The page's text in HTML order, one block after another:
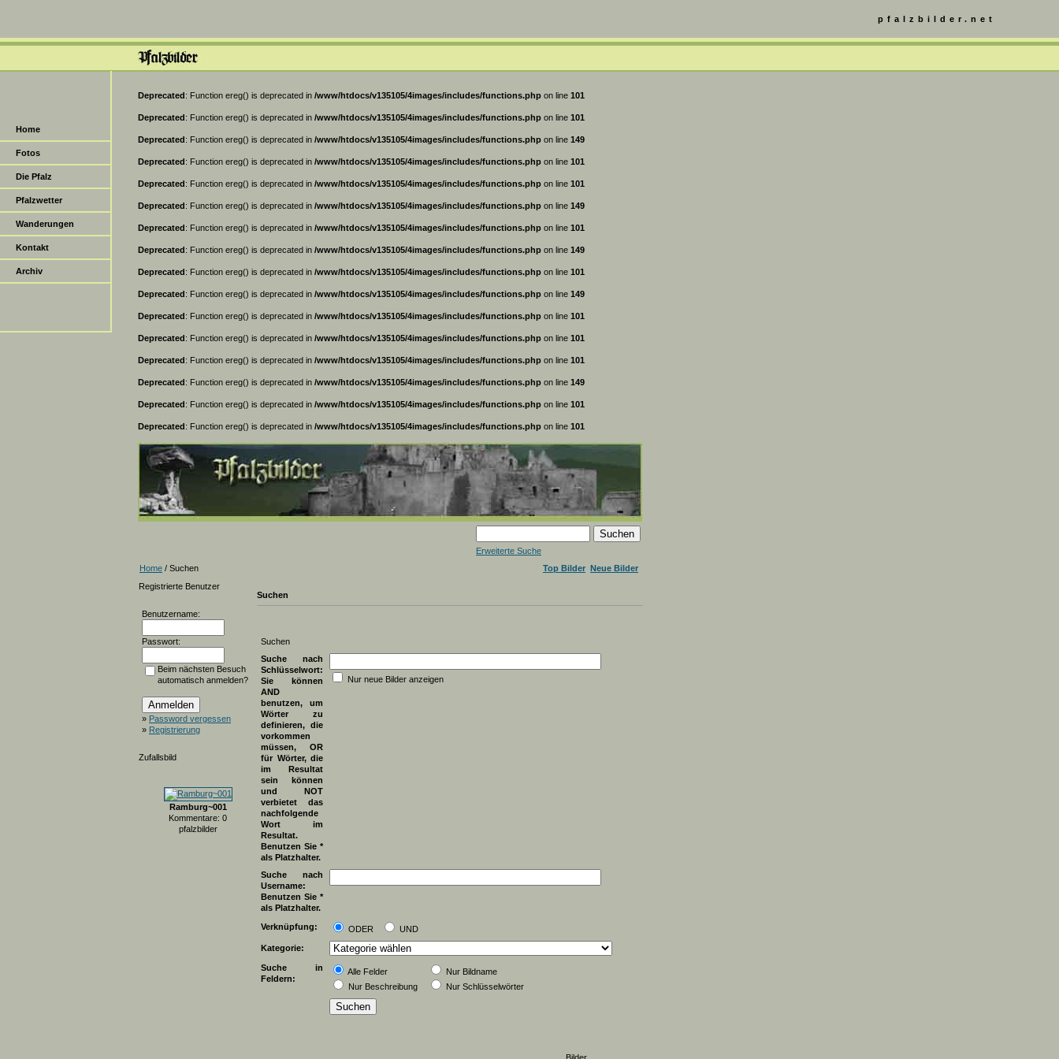
Home
Fotos
Die Pfalz
Pfalzwetter
Wanderungen
Kontakt
Archiv
pfalzbilder.net
Deprecated: Function ereg() is deprecated in /www/htdocs/v135105/4images/includes/functions.php on line 101
Deprecated: Function ereg() is deprecated in /www/htdocs/v135105/4images/includes/functions.php on line 101
Deprecated: Function ereg() is deprecated in /www/htdocs/v135105/4images/includes/functions.php on line 149
Deprecated: Function ereg() is deprecated in /www/htdocs/v135105/4images/includes/functions.php on line 101
Deprecated: Function ereg() is deprecated in /www/htdocs/v135105/4images/includes/functions.php on line 101
Deprecated: Function ereg() is deprecated in /www/htdocs/v135105/4images/includes/functions.php on line 149
Deprecated: Function ereg() is deprecated in /www/htdocs/v135105/4images/includes/functions.php on line 101
Deprecated: Function ereg() is deprecated in /www/htdocs/v135105/4images/includes/functions.php on line 149
Deprecated: Function ereg() is deprecated in /www/htdocs/v135105/4images/includes/functions.php on line 101
Deprecated: Function ereg() is deprecated in /www/htdocs/v135105/4images/includes/functions.php on line 149
Deprecated: Function ereg() is deprecated in /www/htdocs/v135105/4images/includes/functions.php on line 101
Deprecated: Function ereg() is deprecated in /www/htdocs/v135105/4images/includes/functions.php on line 101
Deprecated: Function ereg() is deprecated in /www/htdocs/v135105/4images/includes/functions.php on line 101
Deprecated: Function ereg() is deprecated in /www/htdocs/v135105/4images/includes/functions.php on line 149
Deprecated: Function ereg() is deprecated in /www/htdocs/v135105/4images/includes/functions.php on line 101
Deprecated: Function ereg() is deprecated in /www/htdocs/v135105/4images/includes/functions.php on line 101
Erweiterte Suche
Home / Suchen Top Bilder Neue Bilder
Registrierte Benutzer
Benutzername:
Passwort:
Beim nächsten Besuch
automatisch anmelden?
» Password vergessen
» Registrierung
Zufallsbild
Ramburg~001
Kommentare: 0
pfalzbilder
Suchen
Suchen
Suche nach
Schlüsselwort:
Sie können
AND
benutzen, um
Wörter zu
definieren, die
vorkommen
müssen, OR
für Wörter, die
im Resultat
sein können
und NOT
verbietet das
nachfolgende
Wort im
Resultat.
Benutzen Sie *
als Platzhalter.
Nur neue Bilder anzeigen
Suche nach
Username:
Benutzen Sie *
als Platzhalter.
Verknüpfung:
ODER
UND
Kategorie:
Suche in
Feldern:
Alle Felder
Nur Bildname
Nur Beschreibung
Nur Schlüsselwörter